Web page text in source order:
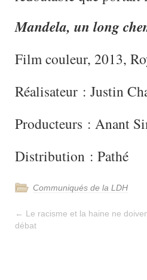
Mandela, un long
Film couleur, 2013,
Réalisateur : Justin
Producteurs : Anant
Distribution : Pathé
Communiqués de la LDH
← Le racisme et la haine ne
débat